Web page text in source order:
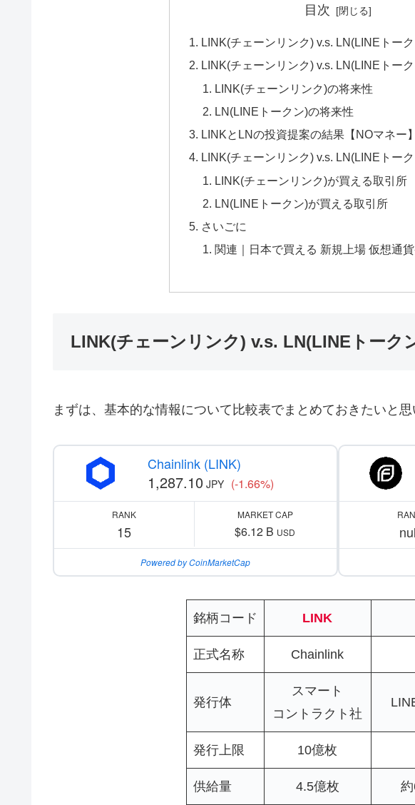
目次
LINK(チェーンリンク) v.s. LN(LINEトー
LINK(チェーンリンク) v.s. LN(LINEトー
LINK(チェーンリンク)の将来性
LN(LINEトークン)の将来性
LINKとLNの投資提案の結果【NOマネー】
LINK(チェーンリンク) v.s. LN(LINEトー
LINK(チェーンリンク)が買える取引所
LN(LINEトークン)が買える取引所
さいごに
関連｜日本で買える 新規上場 仮想通
LINK(チェーンリンク) v.s. LN(LINEトーク
まずは、基本的な情報について比較表でまとめておきたいと思
Chainlink (LINK)
1,287.10 JPY (-1.66%)
RANK
15
MARKET CAP
$6.12 B USD
Powered by CoinMarketCap
銘柄コード LINK
正式名称 Chainlink
発行体
スマート
コントラクト社
発行上限 10億枚
供給量 4.5億枚